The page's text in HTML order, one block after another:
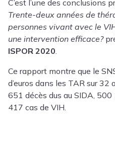
C’est l’une des conclusions
Trente-deux années de
personnes vivant avec le
une intervention efficace?
ISPOR 2020.
Ce rapport montre que le
d’euros dans les TAR sur
651 décès dus au SIDA,
417 cas de VIH.